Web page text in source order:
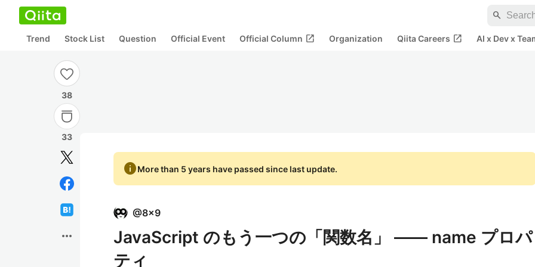
search
Trend Stock List Question Official Event Official Column open_in_new Organization Qiita Careers open_in_new AI x Dev x
38
33
more_horiz
infoMore than 5 years have passed since last update.
@8x9
JavaScript のもう一つの「関数名」 —— name プロパ
ティ